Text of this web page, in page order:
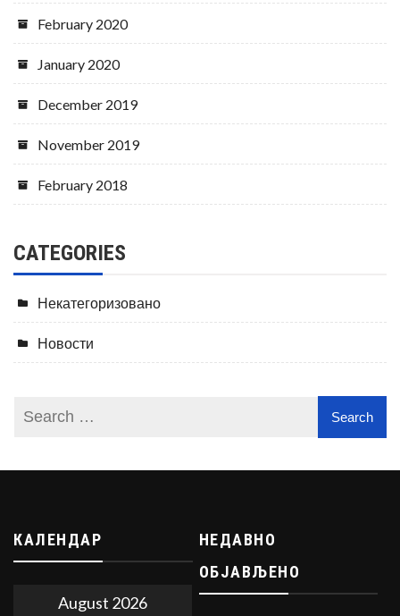
February 2020
January 2020
December 2019
November 2019
February 2018
CATEGORIES
Некатегоризовано
Новости
КАЛЕНДАР
August 2026
НЕДАВНО
ОБЈАВЉЕНО